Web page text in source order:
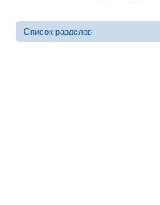
Список разделов